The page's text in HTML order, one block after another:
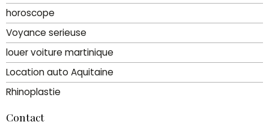
horoscope
Voyance serieuse
louer voiture martinique
Location auto Aquitaine
Rhinoplastie
Contact